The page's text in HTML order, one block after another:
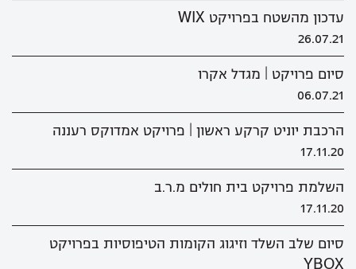
עדכון מהשטח בפרויקט WIX
26.07.21
סיום פרויקט | מגדל אקרו
06.07.21
הרכבת יוניט קרקע ראשון | פרויקט אמדוקס רעננה
17.11.20
השלמת פרויקט בית חולים מ.ר.ב
17.11.20
סיום שלב השלד וזיגוג הקומות הטיפוסיות בפרויקט
YBOX